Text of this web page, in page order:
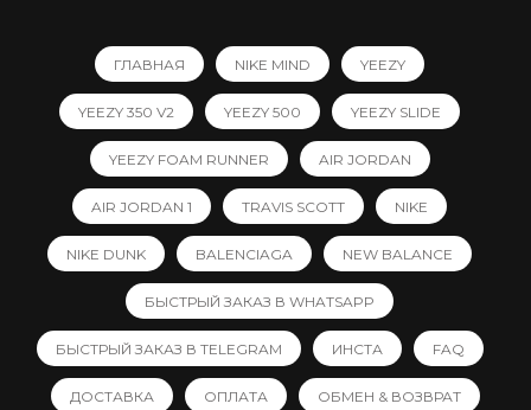
ГЛАВНАЯ NIKE MIND YEEZY
YEEZY 350 V2 YEEZY 500 YEEZY SLIDE
YEEZY FOAM RUNNER AIR JORDAN
AIR JORDAN 1 TRAVIS SCOTT NIKE
NIKE DUNK BALENCIAGA NEW BALANCE
БЫСТРЫЙ ЗАКАЗ В WHATSAPP
БЫСТРЫЙ ЗАКАЗ В TELEGRAM ИНСТА FAQ
ДОСТАВКА ОПЛАТА ОБМЕН & ВОЗВРАТ